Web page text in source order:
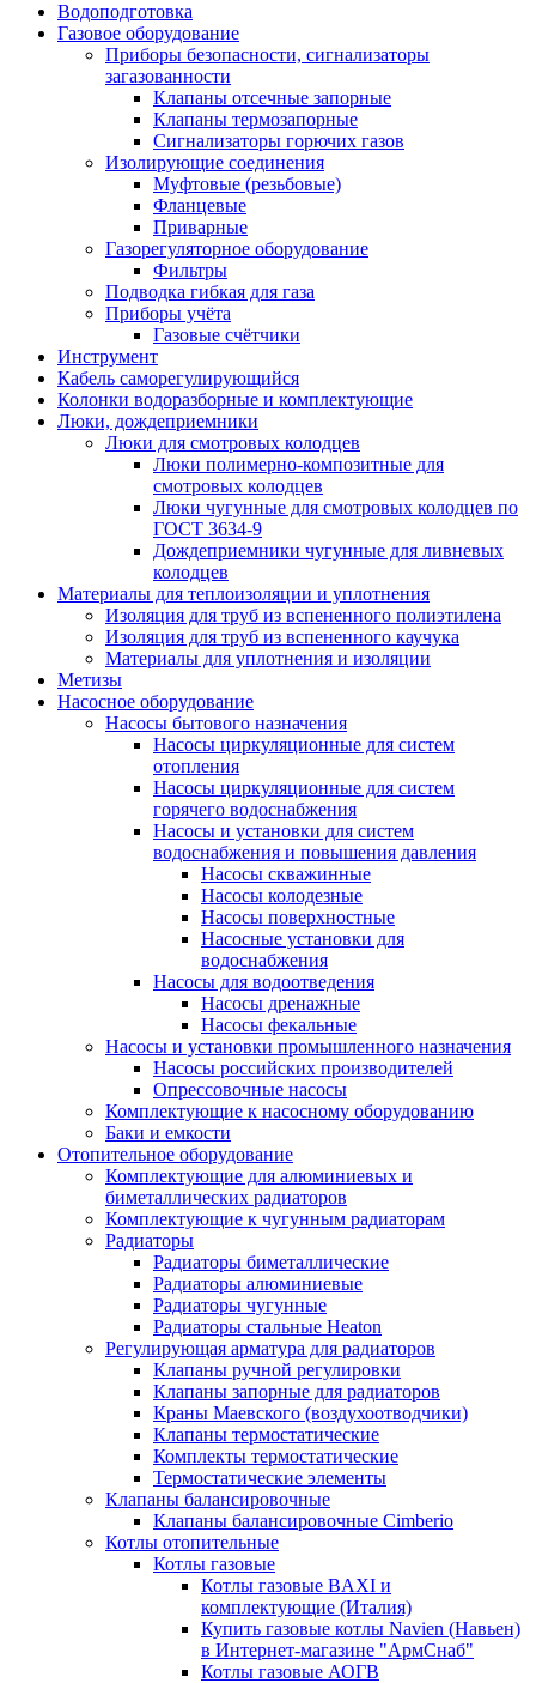
Водоподготовка
Газовое оборудование
Приборы безопасности, сигнализаторы
загазованности
Клапаны отсечные запорные
Клапаны термозапорные
Сигнализаторы горючих газов
Изолирующие соединения
Муфтовые (резьбовые)
Фланцевые
Приварные
Газорегуляторное оборудование
Фильтры
Подводка гибкая для газа
Приборы учёта
Газовые счётчики
Инструмент
Кабель саморегулирующийся
Колонки водоразборные и комплектующие
Люки, дождеприемники
Люки для смотровых колодцев
Люки полимерно-композитные для
смотровых колодцев
Люки чугунные для смотровых колодцев по
ГОСТ 3634-9
Дождеприемники чугунные для ливневых
колодцев
Материалы для теплоизоляции и уплотнения
Изоляция для труб из вспененного полиэтилена
Изоляция для труб из вспененного каучука
Материалы для уплотнения и изоляции
Метизы
Насосное оборудование
Насосы бытового назначения
Насосы циркуляционные для систем
отопления
Насосы циркуляционные для систем
горячего водоснабжения
Насосы и установки для систем
водоснабжения и повышения давления
Насосы скважинные
Насосы колодезные
Насосы поверхностные
Насосные установки для
водоснабжения
Насосы для водоотведения
Насосы дренажные
Насосы фекальные
Насосы и установки промышленного назначения
Насосы российских производителей
Опрессовочные насосы
Комплектующие к насосному оборудованию
Баки и емкости
Отопительное оборудование
Комплектующие для алюминиевых и
биметаллических радиаторов
Комплектующие к чугунным радиаторам
Радиаторы
Радиаторы биметаллические
Радиаторы алюминиевые
Радиаторы чугунные
Радиаторы стальные Heaton
Регулирующая арматура для радиаторов
Клапаны ручной регулировки
Клапаны запорные для радиаторов
Краны Маевского (воздухоотводчики)
Клапаны термостатические
Комплекты термостатические
Термостатические элементы
Клапаны балансировочные
Клапаны балансировочные Cimberio
Котлы отопительные
Котлы газовые
Котлы газовые BAXI и
комплектующие (Италия)
Купить газовые котлы Navien (Навьен)
в Интернет-магазине "АрмСнаб"
Котлы газовые АОГВ